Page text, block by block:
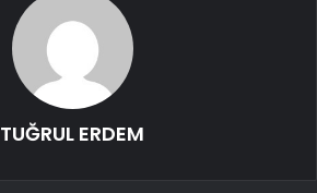
TUĞRUL ERDEM